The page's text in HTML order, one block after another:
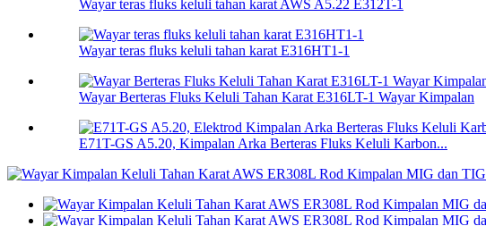
Wayar teras fluks keluli tahan karat AWS A5.22 E312T-1
Wayar teras fluks keluli tahan karat E316HT1-1
Wayar Berteras Fluks Keluli Tahan Karat E316LT-1 Wayar Kimpalan
E71T-GS A5.20, Kimpalan Arka Berteras Fluks Keluli Karbon...